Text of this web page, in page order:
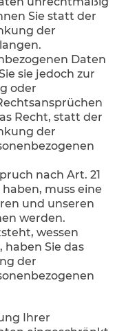
Sie statt der
der
Daten
sie jedoch zur
oder
Recht, statt der
der
nach Art. 21
haben, muss eine
und unseren
werden.
wessen
Sie das
der
Ihrer